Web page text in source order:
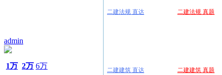
admin
1万 2万 6万
二建法规 直达 二建法规 真题
二建建筑 直达 二建建筑 真题